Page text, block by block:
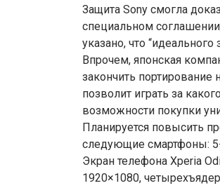
Защита Sony смогла
специальном
указано, что
Впрочем, японская
закончить портирование
позволит играть за
возможности покупки
Планируется повысить
следующие смартфоны:
Экран телефона Xperia
1920×1080,